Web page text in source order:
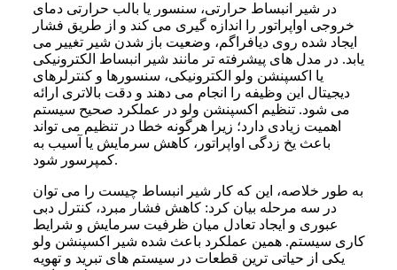
در شیر انبساط حرارتی، سنسور یا بالب حرارتی دمای
خروجی اواپراتور را اندازه گیری می کند و از طریق فشار
ایجاد شده روی دیافراگم، وضعیت باز شدن شیر تغییر می
یابد. در مدل های پیشرفته تر مانند شیر انبساط الکترونیکی
یا اکسپنشن ولو الکترونیکی، سنسورها و کنترلرهای
دیجیتال این وظیفه را انجام می دهند و دقت بالاتری ارائه
می شود. تنظیم اکسپنشن ولو در عملکرد صحیح سیستم
اهمیت زیادی دارد؛ زیرا هرگونه خطا در تنظیم می تواند
باعث یخ زدگی اواپراتور، کاهش سرمایش یا آسیب به
کمپرسور شود.
به طور خلاصه، این که کار شیر انبساط چیست را می توان
در سه مرحله بیان کرد: کاهش فشار مبرد، کنترل دبی
عبوری و ایجاد تعادل میان ظرفیت سرمایش و شرایط
کاری سیستم. همین عملکرد باعث شده شیر اکسپنشن ولو
یکی از حیاتی ترین قطعات در سیستم های تبرید و تهویه